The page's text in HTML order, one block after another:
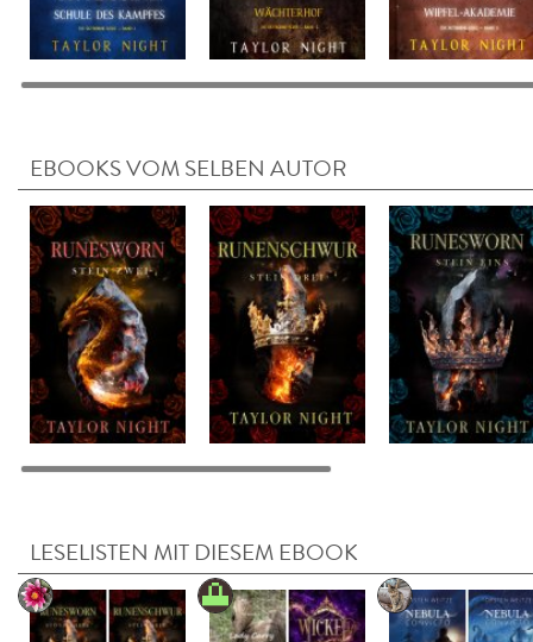
EBOOKS VOM SELBEN AUTOR
LESELISTEN MIT DIESEM EBOOK